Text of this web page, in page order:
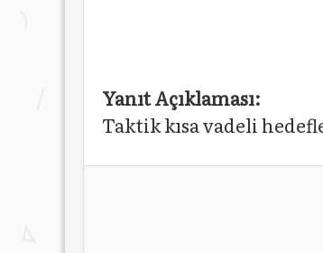
Yanıt Açıklaması:
Taktik kısa vadeli